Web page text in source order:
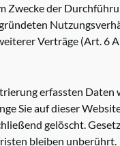
Zwecke der
Verträge (Art. 6
erfassten Daten
Sie auf dieser
gelöscht.
bleiben unberührt.